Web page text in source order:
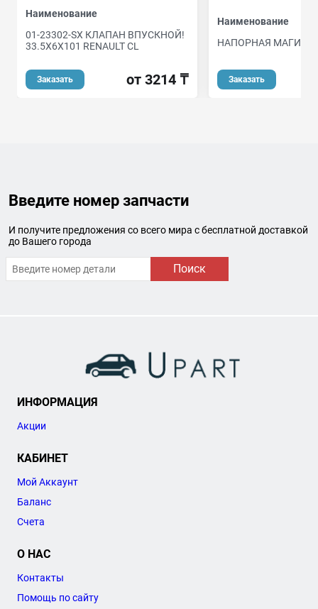
Наименование
01-23302-SX КЛАПАН ВПУСКНОЙ!
33.5X6X101 RENAULT CL
Заказать от 3214 ₸
Наименование
НАПОРНАЯ
Заказать
Введите номер запчасти
И получите предложения со всего мира с бесплатной доставкой
до Вашего города
Поиск
ИНФОРМАЦИЯ
Акции
КАБИНЕТ
Мой Аккаунт
Баланс
Счета
О НАС
Контакты
Помощь по сайту